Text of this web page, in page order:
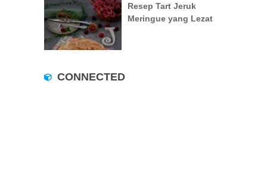
Resep Tart Jeruk
Meringue yang Lezat
CONNECTED